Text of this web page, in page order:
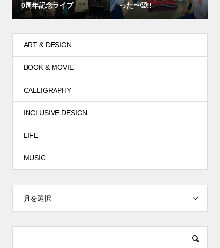
0周年記念ライブ
った〜🥵!!
ART & DESIGN
BOOK & MOVIE
CALLIGRAPHY
INCLUSIVE DESIGN
LIFE
MUSIC
月を選択